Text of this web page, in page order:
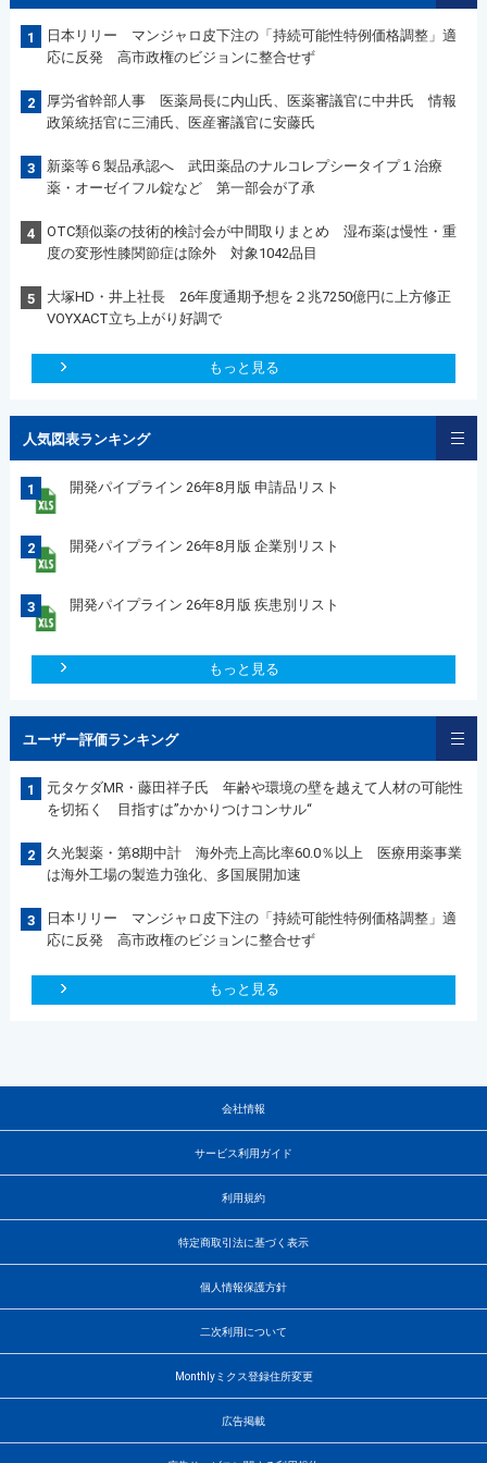
1
日本リリー マンジャロ皮下注の「持続可能性特例価格調整」適
応に反発 高市政権のビジョンに整合せず
2
厚労省幹部人事 医薬局長に内山氏、医薬審議官に中井氏 情報
政策統括官に三浦氏、医産審議官に安藤氏
3
新薬等６製品承認へ 武田薬品のナルコレプシータイプ１治療
薬・オーゼイフル錠など 第一部会が了承
4
OTC類似薬の技術的検討会が中間取りまとめ 湿布薬は慢性・重
度の変形性膝関節症は除外 対象1042品目
5
大塚HD・井上社長 26年度通期予想を２兆7250億円に上方修正
VOYXACT立ち上がり好調で
もっと見る
人気図表ランキング
1 開発パイプライン 26年8月版 申請品リスト
2 開発パイプライン 26年8月版 企業別リスト
3 開発パイプライン 26年8月版 疾患別リスト
もっと見る
ユーザー評価ランキング
1
元タケダMR・藤田祥子氏 年齢や環境の壁を越えて人材の可能性
を切拓く 目指すは”かかりつけコンサル“
2
久光製薬・第8期中計 海外売上高比率60.0％以上 医療用薬事業
は海外工場の製造力強化、多国展開加速
3
日本リリー マンジャロ皮下注の「持続可能性特例価格調整」適
応に反発 高市政権のビジョンに整合せず
もっと見る
会社情報
サービス利用ガイド
利用規約
特定商取引法に基づく表示
個人情報保護方針
二次利用について
Monthlyミクス登録住所変更
広告掲載